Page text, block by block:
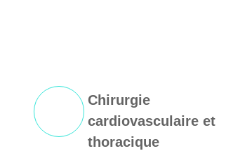
Chirurgie
cardiovasculaire et
thoracique